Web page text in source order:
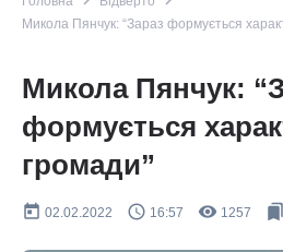
Микола Пянчук: “Зараз формується
Микола Пянчук:
формується
громади”
today 02.02.2022 query_builder 16:57 remove_red_eye 1257 bookmarks